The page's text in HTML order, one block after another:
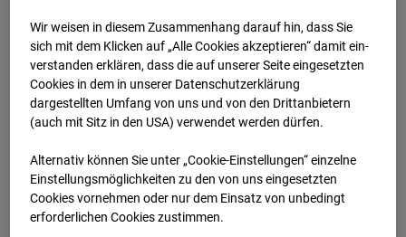
BC-120 - BV W2
Campus BT 1-3
Stuttgart
Zur Übersicht
Wir weisen in diesem Zusammenhang darauf hin, dass Sie
sich mit dem Klicken auf „Alle Cookies akzeptieren“ damit ein­
ver­standen erklären, dass die auf unserer Seite eingesetzten
Cookies in dem in unserer Datenschutzerklärung
dargestellten Umfang von uns und von den Drittanbietern
(auch mit Sitz in den USA) verwendet werden dürfen.
Alternativ können Sie unter „Cookie-Einstellungen“ einzelne
Einstellungsmöglichkeiten zu den von uns eingesetzten
Cookies vornehmen oder nur dem Einsatz von unbedingt
erforderlichen Cookies zustimmen.